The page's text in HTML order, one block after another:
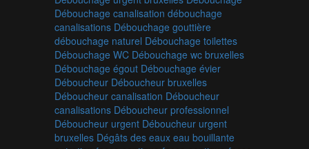
Débouchage canalisation débouchage
canalisations Débouchage gouttière
débouchage naturel Débouchage toilettes
Débouchage WC Débouchage wc bruxelles
Débouchage égout Débouchage évier
Déboucheur Déboucheur bruxelles
Déboucheur canalisation Déboucheur
canalisations Déboucheur professionnel
Déboucheur urgent Déboucheur urgent
bruxelles Dégâts des eaux eau bouillante